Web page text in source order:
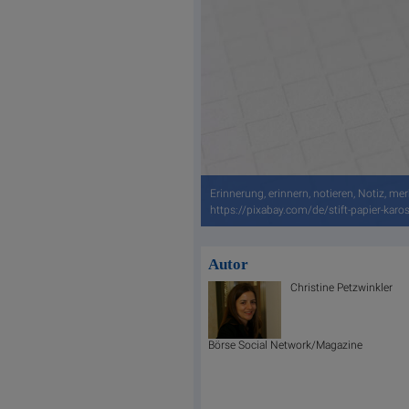
Erinnerung, erinnern, notieren, Notiz,
https://pixabay.com/de/stift-papier-
Autor
Christine Petzwinkler
Börse Social Network/Magazine